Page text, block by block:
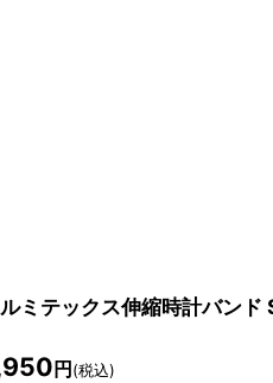
ミテックス伸縮時計バン
円(税込)